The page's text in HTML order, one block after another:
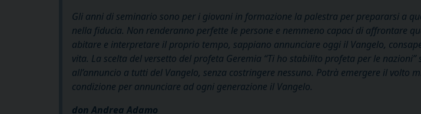
Gli anni di seminario sono per i giovani in formazione la palestra per prepararsi a
nella fiducia. Non renderanno perfette le persone e nemmeno capaci di affrontare
abitare e interpretare il proprio tempo, sappiano annunciare oggi il Vangelo,
vita. La scelta del versetto del profeta Geremia “Ti ho stabilito profeta per le
all’annuncio a tutti del Vangelo, senza costringere nessuno. Potrà emergere il volto
condizione per annunciare ad ogni generazione il Vangelo.
don Andrea Adamo